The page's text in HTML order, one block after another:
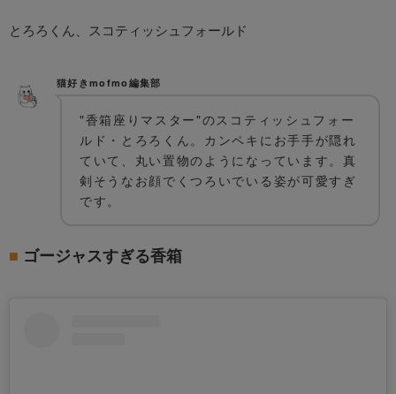
とろろくん、スコティッシュフォールド
猫好きmofmo編集部
"香箱座りマスター"のスコティッシュフォー
ルド・とろろくん。カンペキにお手手が隠れ
ていて、丸い置物のようになっています。真
剣そうなお顔でくつろいでいる姿が可愛すぎ
です。
ゴージャスすぎる香箱